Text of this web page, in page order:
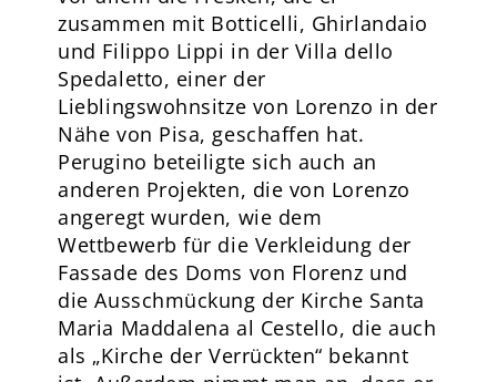
zusammen mit Botticelli, Ghirlandaio
und Filippo Lippi in der Villa dello
Spedaletto, einer der
Lieblingswohnsitze von Lorenzo in der
Nähe von Pisa, geschaffen hat.
Perugino beteiligte sich auch an
anderen Projekten, die von Lorenzo
angeregt wurden, wie dem
Wettbewerb für die Verkleidung der
Fassade des Doms von Florenz und
die Ausschmückung der Kirche Santa
Maria Maddalena al Cestello, die auch
als „Kirche der Verrückten“ bekannt